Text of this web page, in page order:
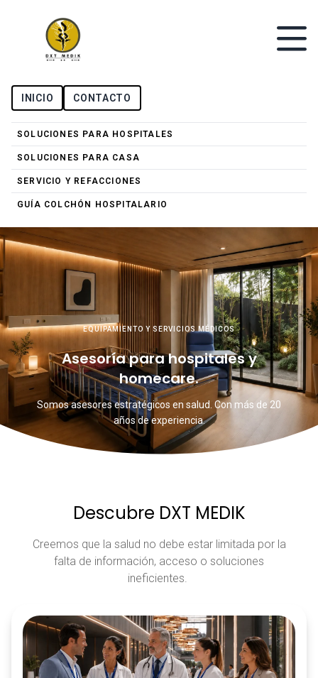
INICIO CONTACTO
SOLUCIONES PARA HOSPITALES
SOLUCIONES PARA CASA
SERVICIO Y REFACCIONES
GUÍA COLCHÓN HOSPITALARIO
EQUIPAMIENTO Y SERVICIOS MÉDICOS
Asesoría para hospitales y
homecare.
Somos asesores estratégicos en salud. Con más de 20
años de experiencia.
Descubre DXT MEDIK
Creemos que la salud no debe estar limitada por la
falta de información, acceso o soluciones
ineficientes.